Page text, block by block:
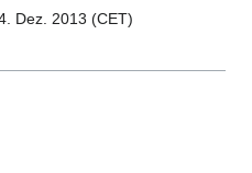
Dez. 2013 (CET)